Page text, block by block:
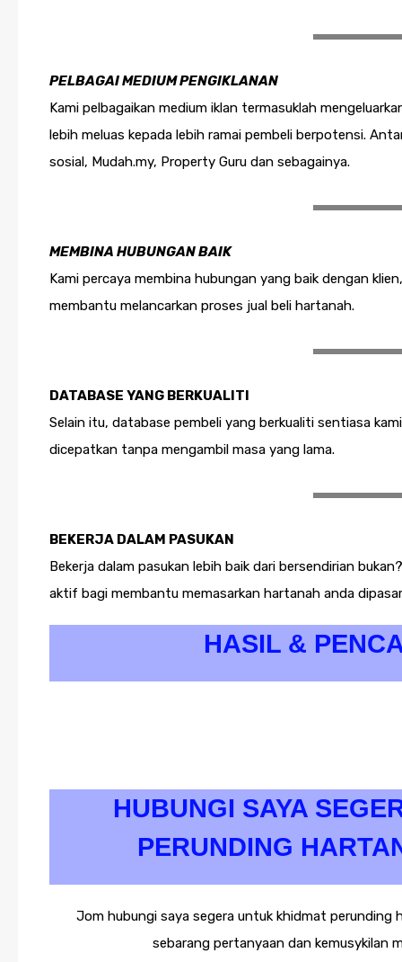
PELBAGAI MEDIUM PENGIKLANAN
Kami pelbagaikan medium iklan termasuklah
lebih meluas kepada lebih ramai pembeli berpotensi.
sosial, Mudah.my, Property Guru dan sebagainya.
MEMBINA HUBUNGAN BAIK
Kami percaya membina hubungan yang baik dengan
membantu melancarkan proses jual beli hartanah.
DATABASE YANG BERKUALITI
Selain itu, database pembeli yang berkualiti sentiasa
dicepatkan tanpa mengambil masa yang lama.
BEKERJA DALAM PASUKAN
Bekerja dalam pasukan lebih baik dari bersendirian
aktif bagi membantu memasarkan hartanah anda
HASIL &
HUBUNGI SAYA
PERUNDING
Jom hubungi saya segera untuk khidmat perunding
sebarang pertanyaan dan kemusykilan